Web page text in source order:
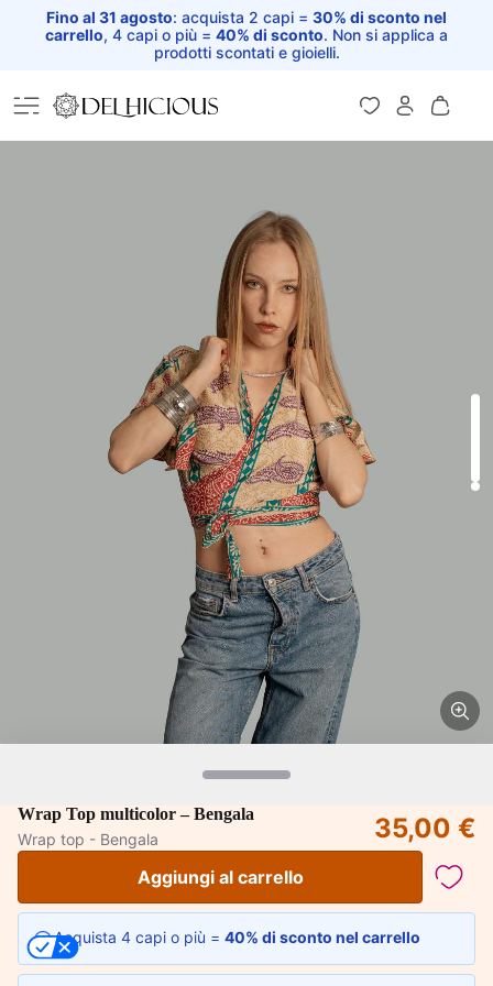
Fino al 31 agosto: acquista 2 capi = 30% di sconto nel
carrello, 4 capi o più = 40% di sconto. Non si applica a
prodotti scontati e gioielli.
Home
Wrap Top multicolor – Bengala
Wrap top - Bengala
35,00 €
Aggiungi al carrello
Acquista 4 capi o più = 40% di sconto nel carrello